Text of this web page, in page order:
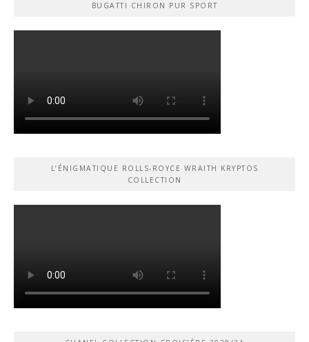
BUGATTI CHIRON PUR SPORT
L’ÉNIGMATIQUE ROLLS-ROYCE WRAITH KRYPTOS
COLLECTION